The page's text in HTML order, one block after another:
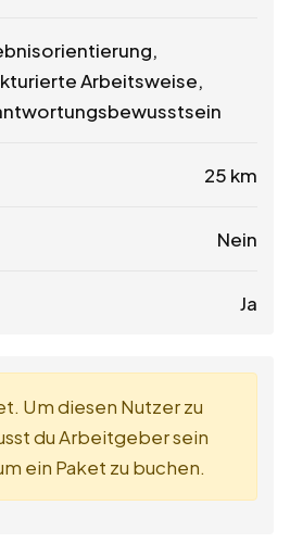
Arbeitsweise,
25 km
Nein
Ja
Um diesen Nutzer zu
du Arbeitgeber sein
ein Paket zu buchen.